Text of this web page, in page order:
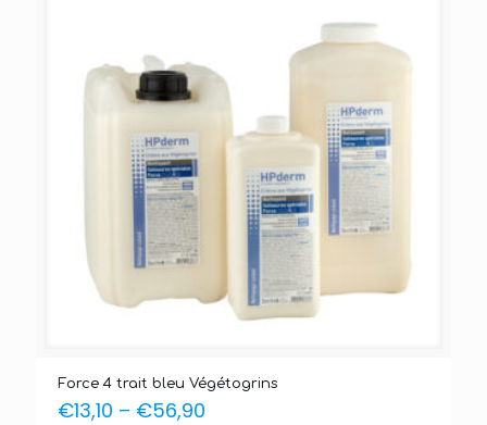
Force 4 trait bleu Végétogrins
€13,10 – €56,90